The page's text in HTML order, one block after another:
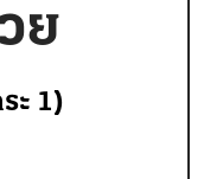
ย
ะ 1)